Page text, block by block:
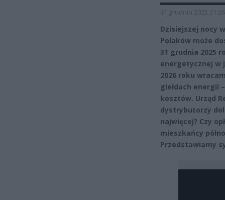
31 grudnia 2025 21:26
Dzisiejszej nocy
Polaków może
31 grudnia 2025
energetycznej w
2026 roku
giełdach energii
kosztów. Urząd
dystrybutorzy
najwięcej? Czy
mieszkańcy
Przedstawiamy